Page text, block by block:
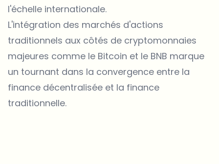
l'échelle internationale.
L'intégration des marchés d'actions
traditionnels aux côtés de cryptomonnaies
majeures comme le Bitcoin et le BNB marque
un tournant dans la convergence entre la
finance décentralisée et la finance
traditionnelle.